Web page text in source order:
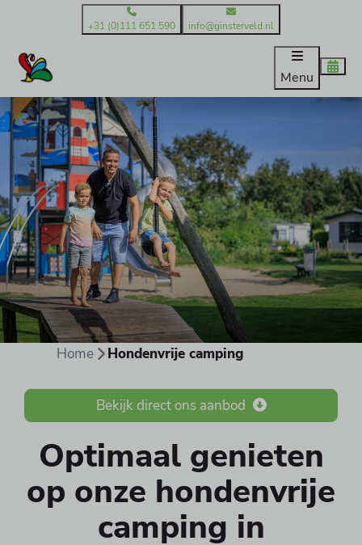
+31 (0)111 651 590 info@ginsterveld.nl
Menu
Home Hondenvrije camping
Bekijk direct ons aanbod
Optimaal genieten
op onze hondenvrije
camping in